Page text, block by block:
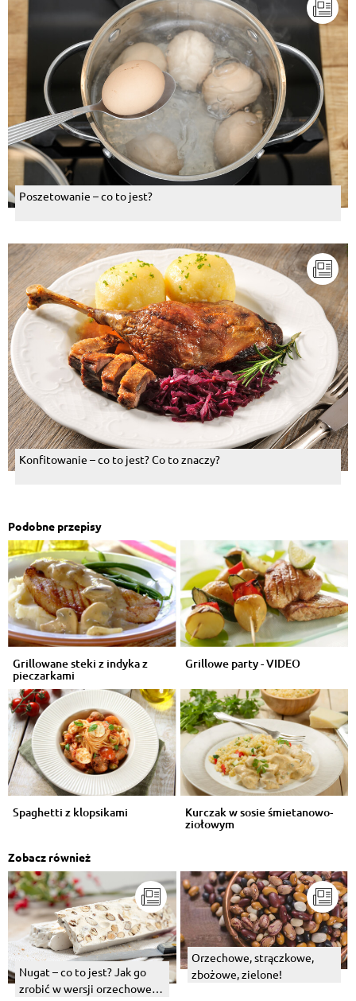
Poszetowanie – co to jest?
Konfitowanie – co to jest? Co to znaczy?
Podobne przepisy
Grillowane steki z indyka z
pieczarkami
Grillowe party - VIDEO
Spaghetti z klopsikami Kurczak w sosie śmietanowo-
ziołowym
Zobacz również
Nugat – co to jest? Jak go
zrobić w wersji orzechowej
Orzechowe, strączkowe,
zbożowe, zielone!